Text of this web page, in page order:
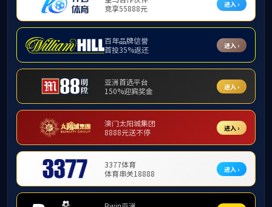
科学研究|
科研机构
科研成果
学术活动
学术活动